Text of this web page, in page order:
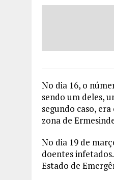
No dia 16, o
sendo um deles,
segundo caso,
zona de
No dia 19 de
doentes
Estado de